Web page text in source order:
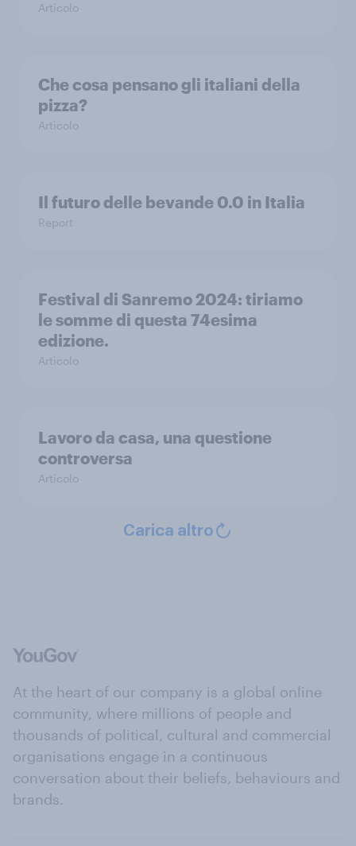
Articolo
Che cosa pensano gli italiani della
pizza?
Articolo
Il futuro delle bevande 0.0 in Italia
Report
Festival di Sanremo 2024: tiriamo
le somme di questa 74esima
edizione.
Articolo
Lavoro da casa, una questione
controversa
Articolo
Carica altro
At the heart of our company is a global online
community, where millions of people and
thousands of political, cultural and commercial
organisations engage in a continuous
conversation about their beliefs, behaviours and
brands.